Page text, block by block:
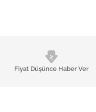
Fiyat Düşünce Haber Ver